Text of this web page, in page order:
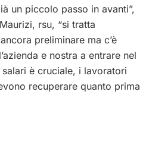
un piccolo passo in avanti”,
rsu, “si tratta
preliminare ma c’è
e nostra a entrare nel
è cruciale, i lavoratori
recuperare quanto prima